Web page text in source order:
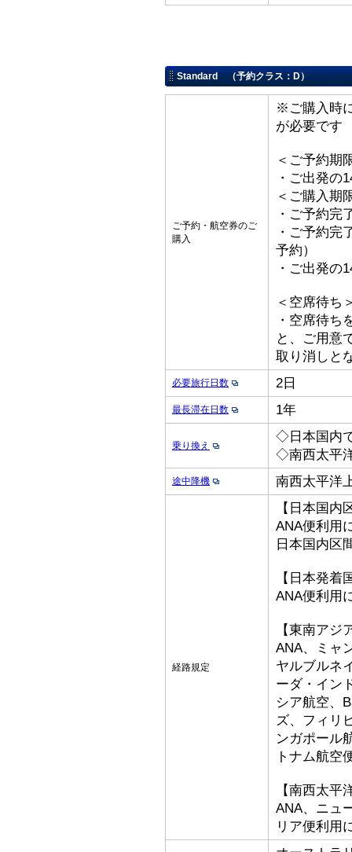
Standard （予約クラス：D）
ご予約・航空券のご
購入
※ご購入時
が必要です
＜ご予約期
・ご出発の
＜ご購入期
・ご予約完
・ご予約完
予約）
・ご出発の
＜空席待ち
・空席待ち
と、ご用意
取り消しと
必要旅行日数 2日
最長滞在日数 1年
乗り換え
◇日本国内
◇南西太平
途中降機 南西太平洋
経路規定
【日本国内
ANA便利用
日本国内区
【日本発着
ANA便利用
【東南アジ
ANA、ミャ
ヤルブルネ
ーダ・イン
シア航空、
ズ、フィリ
ンガポール
トナム航空
【南西太平
ANA、ニュ
リア便利用